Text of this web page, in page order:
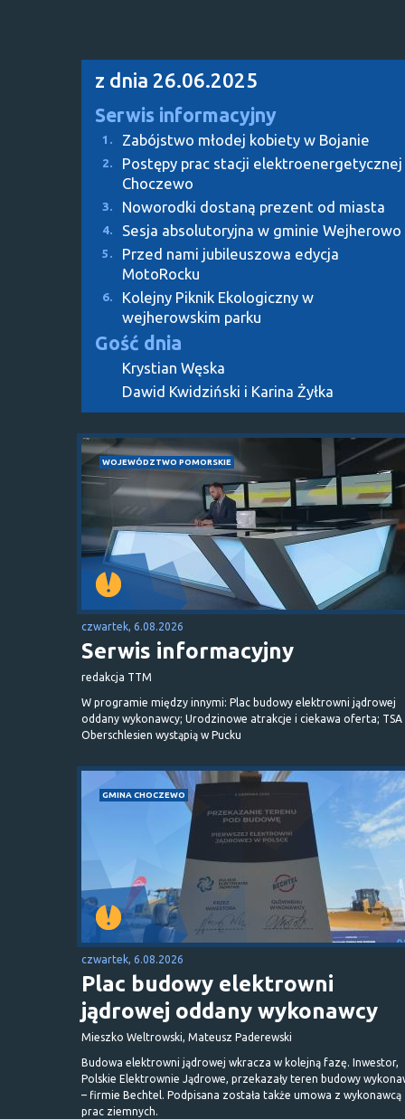
z dnia 26.06.2025
Serwis informacyjny
1. Zabójstwo młodej kobiety w Bojanie
2.
Postępy prac stacji elektroenergetycznej
Choczewo
3. Noworodki dostaną prezent od miasta
4. Sesja absolutoryjna w gminie Wejherowo
5.
Przed nami jubileuszowa edycja
MotoRocku
6.
Kolejny Piknik Ekologiczny w
wejherowskim parku
Gość dnia
Krystian Węska
Dawid Kwidziński i Karina Żyłka
WOJEWÓDZTWO POMORSKIE
czwartek, 6.08.2026
Serwis informacyjny
redakcja TTM
W programie między innymi: Plac budowy elektrowni jądrowej
oddany wykonawcy; Urodzinowe atrakcje i ciekawa oferta; TSA
Oberschlesien wystąpią w Pucku
GMINA CHOCZEWO
czwartek, 6.08.2026
Plac budowy elektrowni
jądrowej oddany wykonawcy
Mieszko Weltrowski, Mateusz Paderewski
Budowa elektrowni jądrowej wkracza w kolejną fazę. Inwestor,
Polskie Elektrownie Jądrowe, przekazały teren budowy
– firmie Bechtel. Podpisana została także umowa z wykonawcą
prac ziemnych.